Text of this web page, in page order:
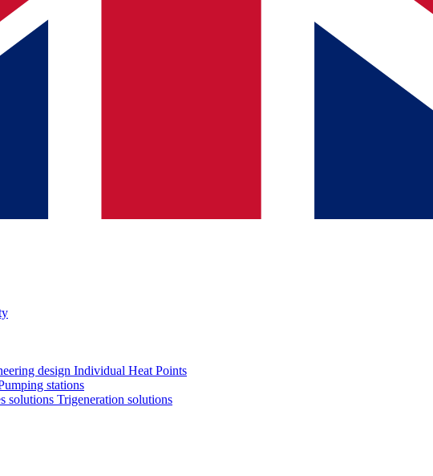
design Individual Heat Points
stations
solutions Trigeneration solutions